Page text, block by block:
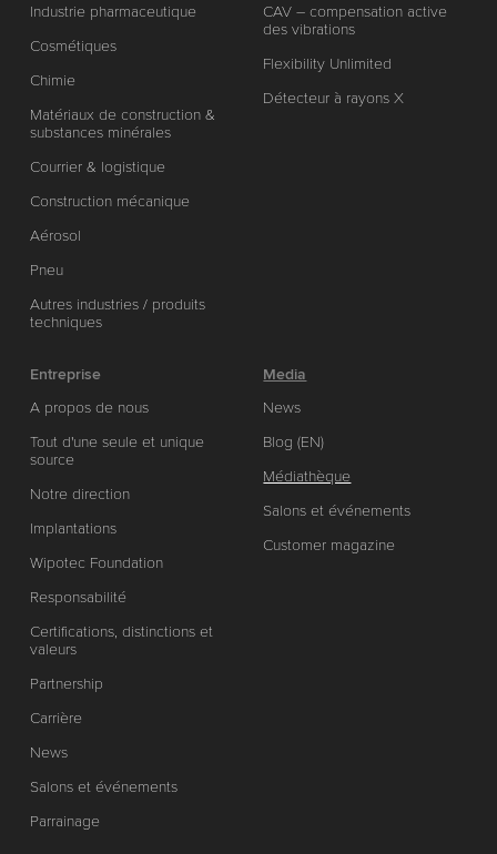
Industrie pharmaceutique
Cosmétiques
Chimie
Matériaux de construction &
substances minérales
Courrier & logistique
Construction mécanique
Aérosol
Pneu
Autres industries / produits
techniques
CAV – compensation active
des vibrations
Flexibility Unlimited
Détecteur à rayons X
Entreprise
A propos de nous
Tout d'une seule et unique
source
Notre direction
Implantations
Wipotec Foundation
Responsabilité
Certifications, distinctions et
valeurs
Partnership
Carrière
News
Salons et événements
Parrainage
Media
News
Blog (EN)
Médiathèque
Salons et événements
Customer magazine